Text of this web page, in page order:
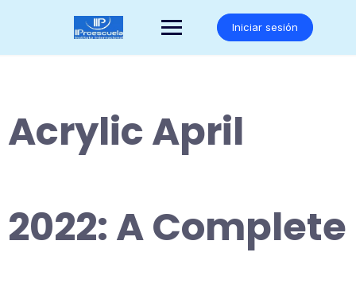
Iniciar sesión
Acrylic April
2022: A Complete